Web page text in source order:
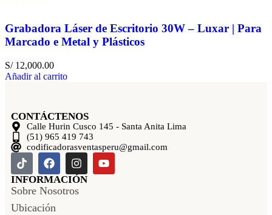
Grabadora Láser de Escritorio 30W – Luxar | Para
Marcado e Metal y Plásticos
S/12,000.00
Añadir al carrito
CONTÁCTENOS
Calle Hurin Cusco 145 - Santa Anita Lima
(51) 965 419 743
codificadorasventasperu@gmail.com
INFORMACIÓN
Sobre Nosotros
Ubicación